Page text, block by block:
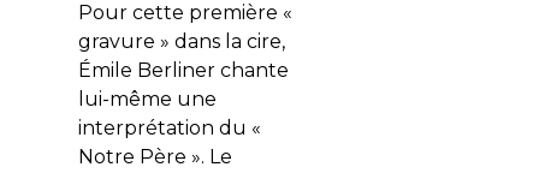
Pour cette première «
gravure » dans la cire,
Émile Berliner chante
lui-même une
interprétation du «
Notre Père ». Le